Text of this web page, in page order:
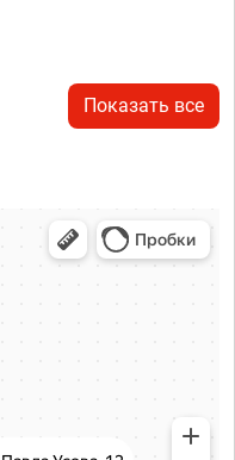
Показать все